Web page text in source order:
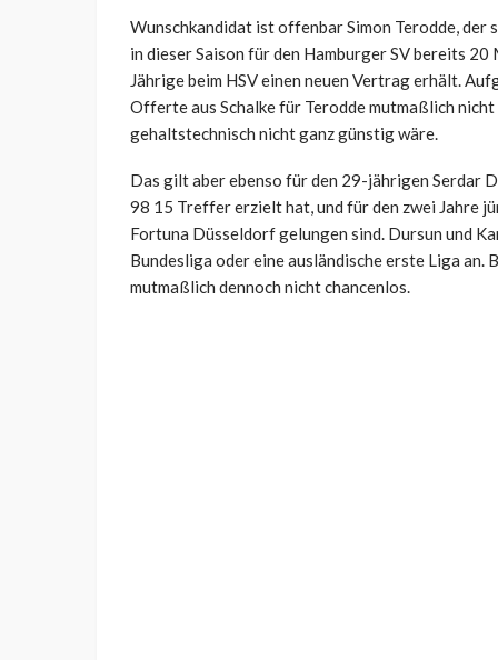
Wunschkandidat ist offenbar Simon Terodde, der
in dieser Saison für den Hamburger SV bereits
Jährige beim HSV einen neuen Vertrag erhält.
Offerte aus Schalke für Terodde mutmaßlich
gehaltstechnisch nicht ganz günstig wäre.
Das gilt aber ebenso für den 29-jährigen Serdar
98 15 Treffer erzielt hat, und für den zwei Jahre
Fortuna Düsseldorf gelungen sind. Dursun und
Bundesliga oder eine ausländische erste Liga an.
mutmaßlich dennoch nicht chancenlos.